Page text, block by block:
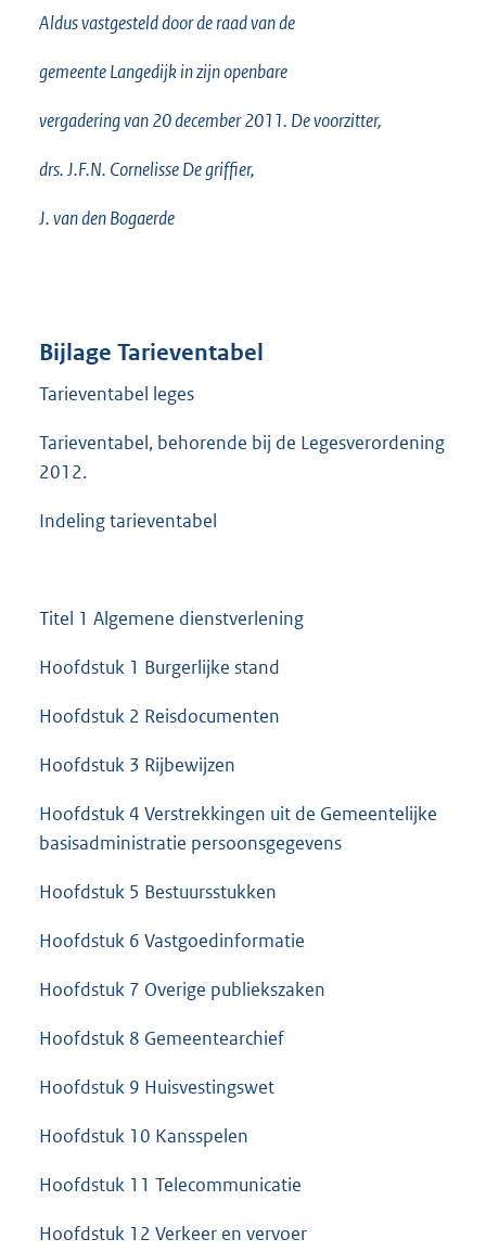
Aldus vastgesteld door de raad van de
gemeente Langedijk in zijn openbare
vergadering van 20 december 2011. De voorzitter,
drs. J.F.N. Cornelisse De griffier,
J. van den Bogaerde
Bijlage Tarieventabel
Tarieventabel leges
Tarieventabel, behorende bij de Legesverordening
2012.
Indeling tarieventabel
Titel 1 Algemene dienstverlening
Hoofdstuk 1 Burgerlijke stand
Hoofdstuk 2 Reisdocumenten
Hoofdstuk 3 Rijbewijzen
Hoofdstuk 4 Verstrekkingen uit de Gemeentelijke
basisadministratie persoonsgegevens
Hoofdstuk 5 Bestuursstukken
Hoofdstuk 6 Vastgoedinformatie
Hoofdstuk 7 Overige publiekszaken
Hoofdstuk 8 Gemeentearchief
Hoofdstuk 9 Huisvestingswet
Hoofdstuk 10 Kansspelen
Hoofdstuk 11 Telecommunicatie
Hoofdstuk 12 Verkeer en vervoer